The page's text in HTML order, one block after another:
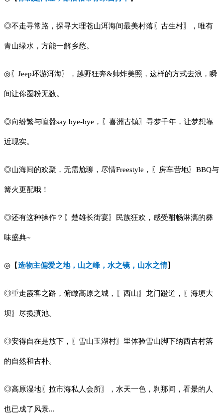
◎不走寻常路，探寻大理苍山洱海间最美村落〖古生村〗，唯有
青山绿水，方能一解乡愁。
◎〖Jeep环游洱海〗，越野狂奔&帅炸美照，这样的方式去浪，瞬
间让你圈粉无数。
◎向纷繁与喧嚣say bye-bye，〖喜洲古镇〗寻梦千年，让梦想靠
近现实。
◎山海间的欢聚，无需尬聊，尽情Freestyle，〖房车营地〗BBQ与
篝火更配哦！
◎还有这种操作？〖楚雄长街宴〗民族狂欢，感受酣畅淋漓的彝
味盛典~
◎【造物主偏爱之地，山之峰，水之镜，山水之情】
◎重走霞客之路，俯瞰高原之城，〖西山〗龙门蹬道，〖海埂大
坝〗尽揽滇池。
◎安得自在是放下，〖雪山玉湖村〗里体验雪山脚下纳西古村落
的自然和古朴。
◎高原湿地〖拉市海私人会所〗，水天一色，刹那间，看景的人
也已成了风景...